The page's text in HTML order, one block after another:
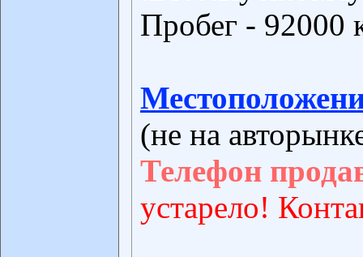
Пробег - 92000
(не на
Телефон
устарело!